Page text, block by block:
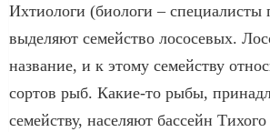
Ихтиологи (биологи – специалисты
выделяют семейство лососевых.
название, и к этому семейству
сортов рыб. Какие-то рыбы,
семейству, населяют бассейн